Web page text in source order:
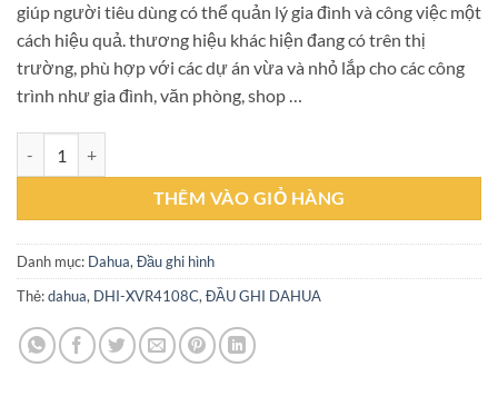
giúp người tiêu dùng có thể quản lý gia đình và công việc một
cách hiệu quả. thương hiệu khác hiện đang có trên thị
trường, phù hợp với các dự án vừa và nhỏ lắp cho các công
trình như gia đình, văn phòng, shop …
THÊM VÀO GIỎ HÀNG
Danh mục: Dahua, Đầu ghi hình
Thẻ:dahua, DHI-XVR4108C, ĐẦU GHI DAHUA